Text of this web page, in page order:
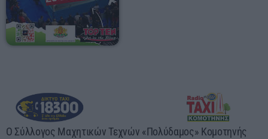
60 λεπτά με τον Παναγιώτη Τσοχλιά
19:00 - 23:00
Ο Σύλλογος Μαχητικών Τεχνών «Πολύδαμος» Κομοτηνής